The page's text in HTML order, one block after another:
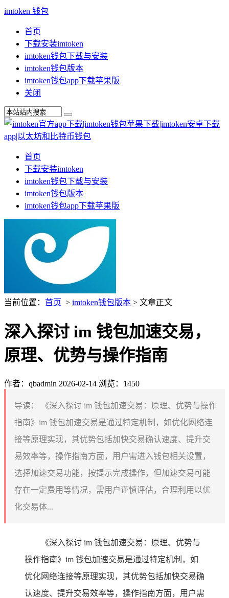
imtoken 钱包
首页
下载安装imtoken
imtoken钱包下载与安装
imtoken钱包版本
imtoken钱包app下载苹果版
关闭
首页
下载安装imtoken
imtoken钱包下载与安装
imtoken钱包版本
imtoken钱包app下载苹果版
当前位置： 首页 > imtoken钱包版本 > 文章正文
深入探讨 im 钱包加速交易，
原理、优势与操作指南
作者：qbadmin 2026-02-14 浏览：1450
导读：
《深入探讨 im 钱包加速交易：原理、优势与操作
指南》im 钱包加速交易是通过特定机制，如优化网络连
接等原理实现，其优势包括加快交易确认速度、提升交
易效率等，操作指南方面，用户需进入钱包相关设置，
选择加速交易功能，按提示完成操作，但加速交易可能
存在一定费用等情况，需用户谨慎评估，合理利用以优
化交易体...
《深入探讨 im 钱包加速交易：原理、优势与
操作指南》im 钱包加速交易是通过特定机制，如
优化网络连接等原理实现，其优势包括加快交易确
认速度、提升交易效率等，操作指南方面，用户需